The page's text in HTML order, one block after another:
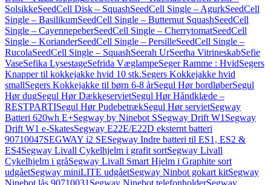
SolsikkeSeedCell Disk – SquashSeedCell Single – AgurkSeedCell
Single – BasilikumSeedCell Single – Butternut SquashSeedCell
Single – CayennepeberSeedCell Single – CherrytomatSeedCell
Single – KorianderSeedCell Single – PersilleSeedCell Single –
RucolaSeedCell Single – SquashSeerah UrSeetha VitrineskabSefie
VaseSefika LysestageSefrida VæglampeSeger Ramme : HvidSegers
Knapper til kokkejakke hvid 10 stk.Segers Kokkejakke hvid
smallSegers Kokkejakke til børn 6-8 årSegul Hør bordløberSegul
Hør dugSegul Hør DækkeservietSegul Hør Håndklæde –
RESTPARTISegul Hør PudebetrækSegul Hør servietSegway
Batteri 620wh E+Segway by Ninebot SSegway Drift W1 Segway
Drift W1 e-SkatesSegway E22E/E22D eksternt batteri
90710047SEGWAY i2 SESegway Indre batteri til ES1, ES2 &
ES4Segway Livall Cykelhjelm i grafit sortSegway Livall
Cykelhjelm i gråSegway Livall Smart Hjelm i Graphite sort
udgåetSegway miniLITE udgåetSegway Ninbot gokart kitSegway
Ninebot lås 90710031 Segway Ninebot telefonholderSegway